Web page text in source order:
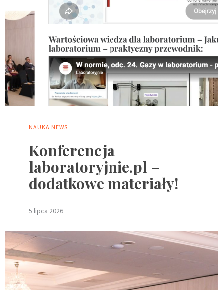
NAUKA NEWS
Konferencja
laboratoryjnie.pl –
dodatkowe materiały!
5 lipca 2026